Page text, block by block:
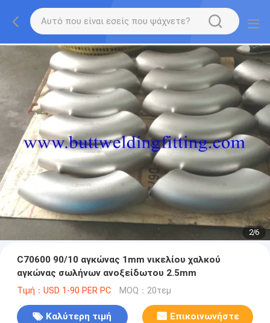
2/6
C70600 90/10 αγκώνας 1mm νικελίου χαλκού
αγκώνας σωλήνων ανοξείδωτου 2.5mm
Τιμή：USD 1-90 PER PC MOQ：20τεμ
Καλύτερη τιμή Επικοινωνήστε